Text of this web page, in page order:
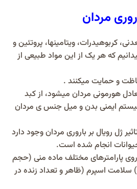
مردان
کربوهیدرات، ویتامینها، پروتئین و
که هر یک از این مواد طبیعی از
و حمایت میکنند .
هورمونی مردان میشود، از کبد
ایمنی بدن و میل جنس ی مردان
ژل رویال بر باروری مردان وجود دارد
انجام شده است.
پارامترهای مختلف ماده منی (حجم
سلامت اسپرم (ظاهر و تعداد زنده در